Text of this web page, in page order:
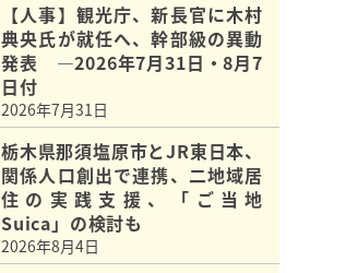
【人事】観光庁、新長官に木村
典央氏が就任へ、幹部級の異動
発表 ―2026年7月31日・8月7
日付
2026年7月31日
栃木県那須塩原市とJR東日本、
関係人口創出で連携、二地域居
住の実践支援、「ご当地
Suica」の検討も
2026年8月4日